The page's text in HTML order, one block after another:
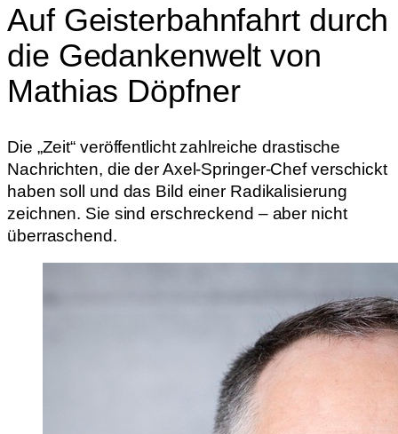
Auf Geisterbahnfahrt durch
die Gedankenwelt von
Mathias Döpfner
Die „Zeit“ veröffentlicht zahlreiche drastische
Nachrichten, die der Axel-Springer-Chef verschickt
haben soll und das Bild einer Radikalisierung
zeichnen. Sie sind erschreckend – aber nicht
überraschend.